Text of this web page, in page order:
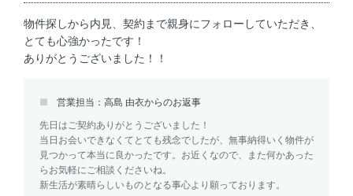
物件探しから内見、契約まで親身にフォローしていただき、
とても心強かったです！
ありがとうございました！！
営業担当：高島 由衣からのお返事
先日はご契約ありがとうございました！
当日お会いできなくてとても残念でしたが、無事納得いく物件が
見つかって本当に良かったです。お近くなので、また何かあった
らお気軽にご相談くださいね。
新生活が素晴らしいものとなる事心より願っております。